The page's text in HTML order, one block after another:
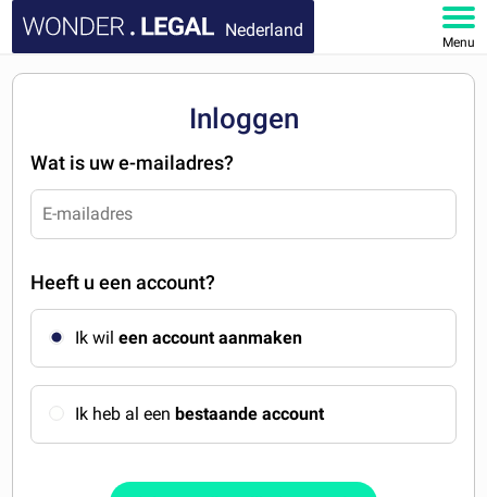
Nederland
Menu
FAQ
Inloggen
Wat is uw e-mailadres?
Heeft u een account?
Ik wileen account aanmaken
Ik heb al eenbestaande account